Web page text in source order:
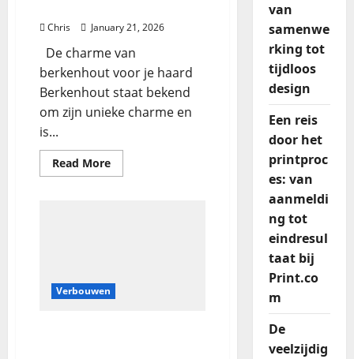
Chris January 21, 2026
De charme van
berkenhout voor je haard
Berkenhout staat bekend
om zijn unieke charme en
is...
Read More
Verbouwen
van
samenwe
rking tot
tijdloos
design
Een reis
door het
printproc
es: van
aanmeldi
ng tot
eindresul
taat bij
Print.co
m
De
veelzijdig